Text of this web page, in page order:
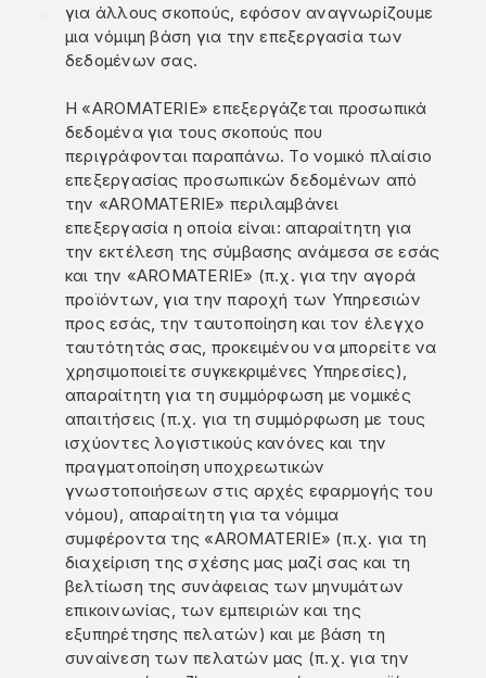
για άλλους σκοπούς, εφόσον αναγνωρίζουμε
μια νόμιμη βάση για την επεξεργασία των
δεδομένων σας.
Η «AROMATERIE» επεξεργάζεται προσωπικά
δεδομένα για τους σκοπούς που
περιγράφονται παραπάνω. Το νομικό πλαίσιο
επεξεργασίας προσωπικών δεδομένων από
την «AROMATERIE» περιλαμβάνει
επεξεργασία η οποία είναι: απαραίτητη για
την εκτέλεση της σύμβασης ανάμεσα σε εσάς
και την «AROMATERIE» (π.χ. για την αγορά
προϊόντων, για την παροχή των Υπηρεσιών
προς εσάς, την ταυτοποίηση και τον έλεγχο
ταυτότητάς σας, προκειμένου να μπορείτε να
χρησιμοποιείτε συγκεκριμένες Υπηρεσίες),
απαραίτητη για τη συμμόρφωση με νομικές
απαιτήσεις (π.χ. για τη συμμόρφωση με τους
ισχύοντες λογιστικούς κανόνες και την
πραγματοποίηση υποχρεωτικών
γνωστοποιήσεων στις αρχές εφαρμογής του
νόμου), απαραίτητη για τα νόμιμα
συμφέροντα της «AROMATERIE» (π.χ. για τη
διαχείριση της σχέσης μας μαζί σας και τη
βελτίωση της συνάφειας των μηνυμάτων
επικοινωνίας, των εμπειριών και της
εξυπηρέτησης πελατών) και με βάση τη
συναίνεση των πελατών μας (π.χ. για την